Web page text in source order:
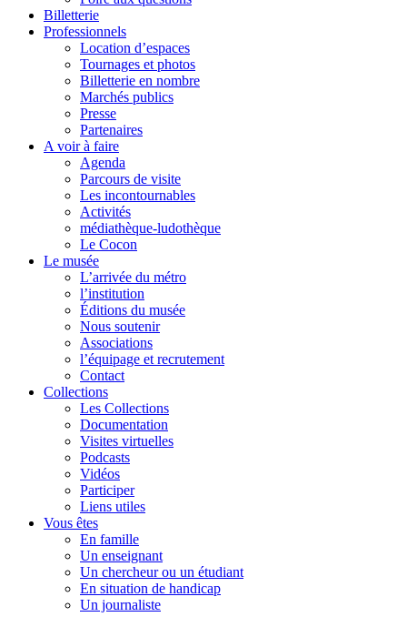
Billetterie
Professionnels
Location d’espaces
Tournages et photos
Billetterie en nombre
Marchés publics
Presse
Partenaires
A voir à faire
Agenda
Parcours de visite
Les incontournables
Activités
médiathèque-ludothèque
Le Cocon
Le musée
L’arrivée du métro
l’institution
Éditions du musée
Nous soutenir
Associations
l’équipage et recrutement
Contact
Collections
Les Collections
Documentation
Visites virtuelles
Podcasts
Vidéos
Participer
Liens utiles
Vous êtes
En famille
Un enseignant
Un chercheur ou un étudiant
En situation de handicap
Un journaliste